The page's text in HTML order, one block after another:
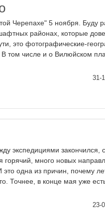
Черепахе" 5 ноября. Буду
районах, которые
это фотографические-
том числе и о Вилюйском
31-
экспедициями закончился,
горячий, много новых
одна из причин, почему
Точнее, в конце мая уже
23-